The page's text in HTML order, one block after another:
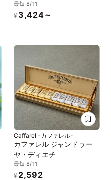
最短 8/11
¥ 3,424～
Caffarel -カファレル-
カファレル ジャンドゥー
ヤ・ディエチ
最短 8/11
¥ 2,592